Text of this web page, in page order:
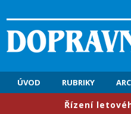
ÚVOD RUBRIKY
​Řízení letového